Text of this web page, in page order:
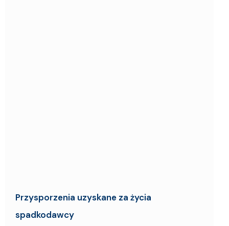
Przysporzenia uzyskane za życia
spadkodawcy